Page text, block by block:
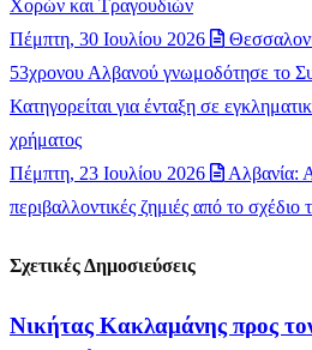
Χορών και Τραγουδιών
Πέμπτη, 30 Ιουλίου 2026
53χρονου Αλβανού γνωμοδότησε το
Κατηγορείται για ένταξη σε
χρήματος
Πέμπτη, 23 Ιουλίου 2026
Αλβανία:
περιβαλλοντικές ζημιές από το σχέδιο
Σχετικές Δημοσιεύσεις
Νικήτας Κακλαμάνης προς